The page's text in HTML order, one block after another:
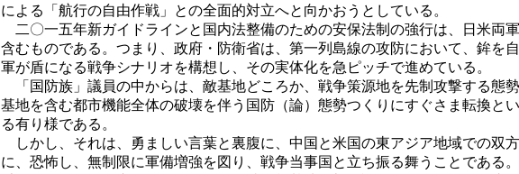
による「航行の自由作戦」との全面的対立へと向かおうとしている。
二〇一五年新ガイドラインと国内法整備のための安保法制の強行は、日米両
含むものである。つまり、政府・防衛省は、第一列島線の攻防において、鉾を
軍が盾になる戦争シナリオを構想し、その実体化を急ピッチで進めている。
「国防族」議員の中からは、敵基地どころか、戦争策源地を先制攻撃する態勢
基地を含む都市機能全体の破壊を伴う国防（論）態勢つくりにすぐさま転換と
る有り様である。
しかし、それは、勇ましい言葉と裏腹に、中国と米国の東アジア地域での双
に、恐怖し、無制限に軍備増強を図り、戦争当事国と立ち振る舞うことである。